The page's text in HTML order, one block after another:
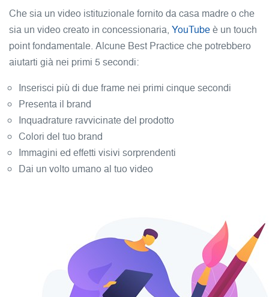
Che sia un video istituzionale fornito da casa madre o che
sia un video creato in concessionaria, YouTubeè un touch
point fondamentale. Alcune Best Practice che potrebbero
aiutarti già nei primi 5 secondi:
Inserisci più di due frame nei primi cinque secondi
Presenta il brand
Inquadrature ravvicinate del prodotto
Colori del tuo brand
Immagini ed effetti visivi sorprendenti
Dai un volto umano al tuo video